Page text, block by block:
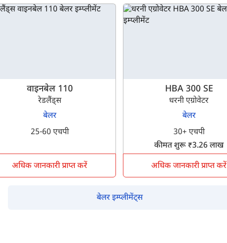
वाइनबेल 110
रेडलैंड्स
बेलर
25-60 एचपी
अधिक जानकारी प्राप्त करें
HBA 300 SE
धरनी एग्रोवेटर
बेलर
30+ एचपी
कीमत शुरू ₹3.26 लाख
अधिक जानकारी प्राप्त करें
बेलर इम्प्लीमेंट्स
नहीं, धन्यवाद हाँ, पूछताछ जारी रखें
आपकी जानकारी हमारे पास सुरक्षित है।